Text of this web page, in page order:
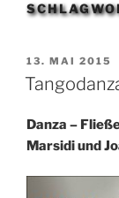
AM
13. MAI 2015
Danza –
Marsidi und